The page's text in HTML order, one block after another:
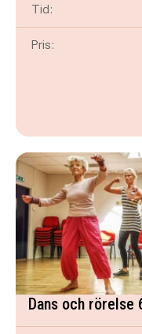
Tid:
Pris:
Dans och rörelse